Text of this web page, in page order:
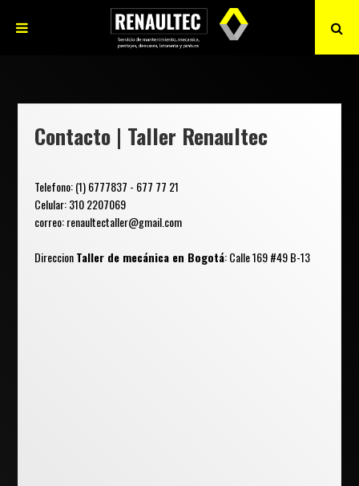
Contacto | Taller Renaultec
Telefono: (1) 6777837 - 677 77 21
Celular: 310 2207069
correo: renaultectaller@gmail.com
DireccionTaller de mecánica en Bogotá: Calle 169 #49 B-13